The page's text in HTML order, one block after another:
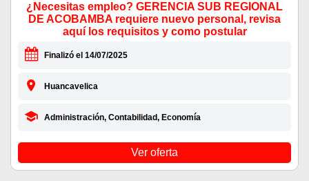
¿Necesitas empleo? GERENCIA SUB REGIONAL
DE ACOBAMBA requiere nuevo personal, revisa
aquí los requisitos y como postular
Finalizó el 14/07/2025
Huancavelica
Administración, Contabilidad, Economía
Ver oferta